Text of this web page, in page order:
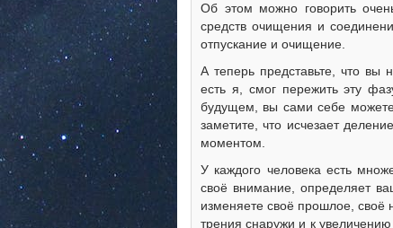
Об этом можно говорить
средств очищения и
отпускание и очищение.
А теперь представьте, что
есть я, смог пережить эту
будущем, вы сами себе
заметите, что исчезает
моментом.
У каждого человека есть
своё внимание, определяет
изменяете своё прошлое,
трения снаружи и к